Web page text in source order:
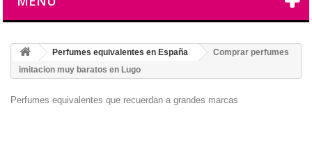
Perfumes equivalentes en España
Comprar perfumes
imitacion muy baratos en Lugo
Perfumes equivalentes que recuerdan a grandes marcas